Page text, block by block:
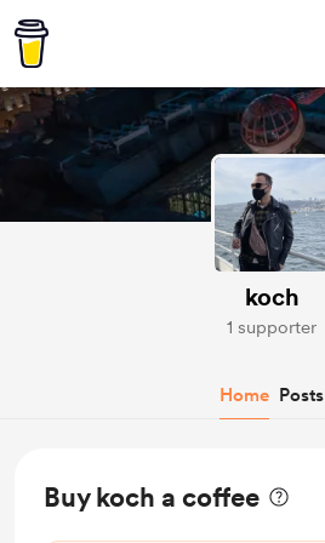
koch
1 supporter
Home Posts
Buy koch a coffee